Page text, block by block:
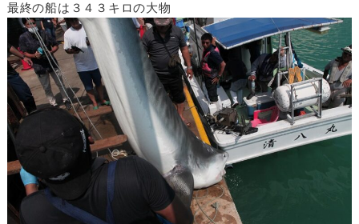
最終の船は３４３キロの大物